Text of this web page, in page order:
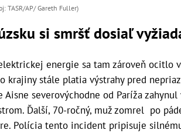
TASR/AP/ Gareth Fuller)
si smršť dosiaľ
energie sa tam zároveň ocitlo
krajiny stále platia výstrahy pred
severovýchodne od Paríža
Ďalší, 70-ročný, muž zomrel po
Polícia tento incident pripisuje